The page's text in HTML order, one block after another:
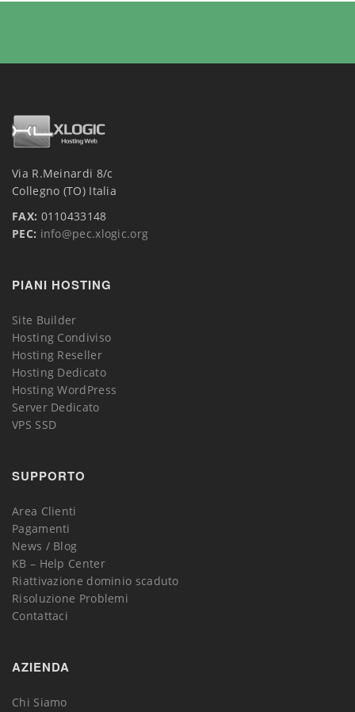
Via R.Meinardi 8/c
Collegno (TO) Italia
FAX: 0110433148
PEC: info@pec.xlogic.org
PIANI HOSTING
Site Builder
Hosting Condiviso
Hosting Reseller
Hosting Dedicato
Hosting WordPress
Server Dedicato
VPS SSD
SUPPORTO
Area Clienti
Pagamenti
News / Blog
KB – Help Center
Riattivazione dominio scaduto
Risoluzione Problemi
Contattaci
AZIENDA
Chi Siamo